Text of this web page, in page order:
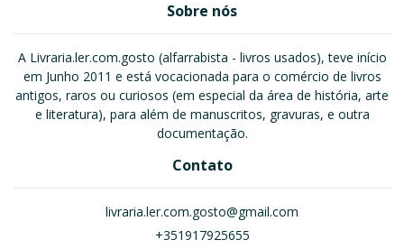
Sobre nós
A Livraria.ler.com.gosto (alfarrabista - livros usados), teve início
em Junho 2011 e está vocacionada para o comércio de livros
antigos, raros ou curiosos (em especial da área de história, arte
e literatura), para além de manuscritos, gravuras, e outra
documentação.
Contato
livraria.ler.com.gosto@gmail.com
+351917925655